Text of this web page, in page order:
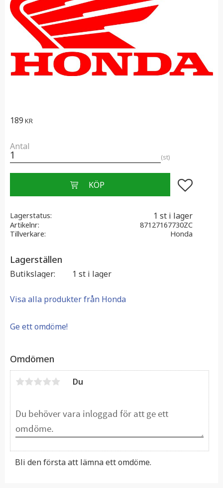
189 KR
Antal
st
Lägg till i
Lagerstatus 1 st i lager
Artikelnr
87127167730ZC
Tillverkare
Honda
Lagerställen
Butikslager 1 st i lager
Visa alla produkter från Honda
Ge ett omdöme!
Omdömen
Du
Bli den första att lämna ett omdöme.